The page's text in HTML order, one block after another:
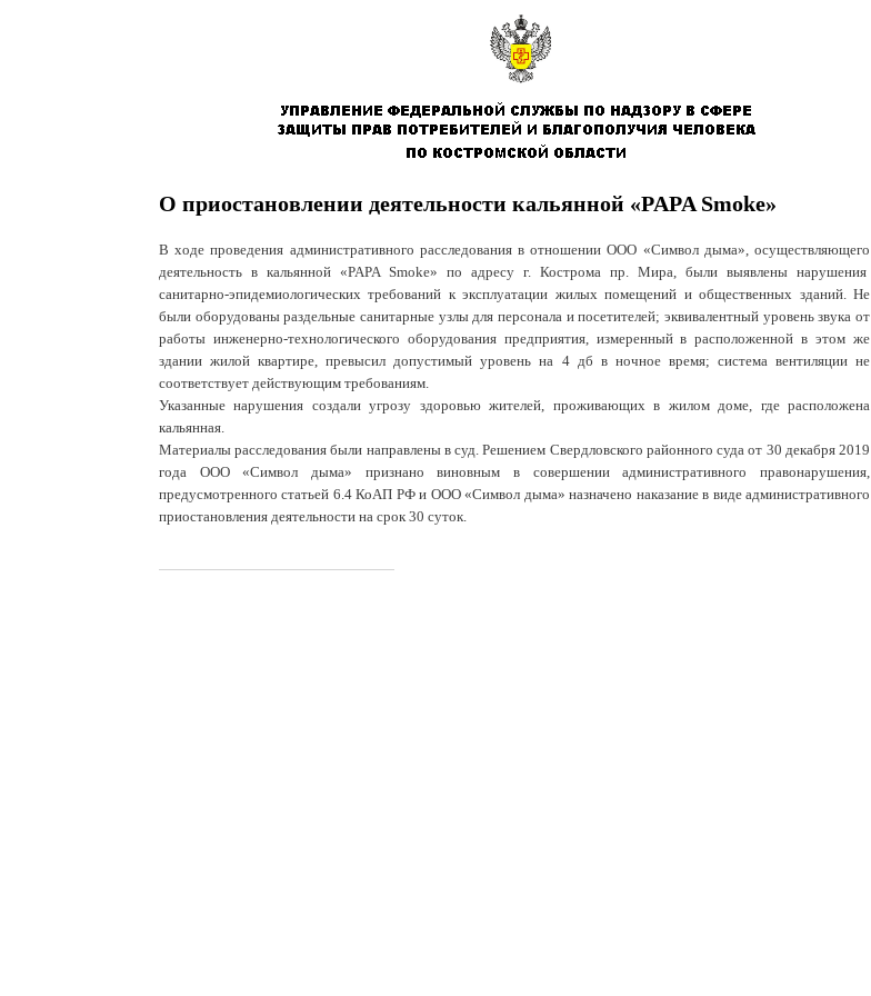
О приостановлении деятельности кальянной «PAPA Smoke»
В ходе проведения административного расследования в отношении ООО «Символ дыма», осуществляющего
деятельность в кальянной «PAPA Smoke» по адресу г. Кострома пр. Мира, были выявлены нарушения
санитарно-эпидемиологических требований к эксплуатации жилых помещений и общественных зданий. Не
были оборудованы раздельные санитарные узлы для персонала и посетителей; эквивалентный уровень звука от
работы инженерно-технологического оборудования предприятия, измеренный в расположенной в этом же
здании жилой квартире, превысил допустимый уровень на 4 дб в ночное время; система вентиляции не
соответствует действующим требованиям.
Указанные нарушения создали угрозу здоровью жителей, проживающих в жилом доме, где расположена
кальянная.
Материалы расследования были направлены в суд. Решением Свердловского районного суда от 30 декабря 2019
года ООО «Символ дыма» признано виновным в совершении административного правонарушения,
предусмотренного статьей 6.4 КоАП РФ и ООО «Символ дыма» назначено наказание в виде административного
приостановления деятельности на срок 30 суток.